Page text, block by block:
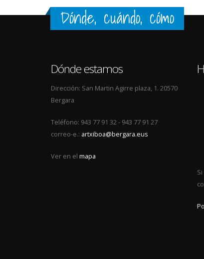
Dónde, cuándo, cómo
Dónde estamos
Dirección: San Martin Agirre plaza, 1. 20570
Bergara
Teléfono: 943 77 91 32 - 943 77 91 27
correo-e.: artxiboa@bergara.eus
Ver en el mapa